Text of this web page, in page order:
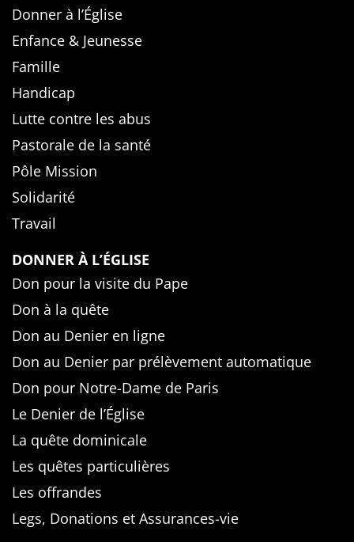
Donner à l’Église
Enfance & Jeunesse
Famille
Handicap
Lutte contre les abus
Pastorale de la santé
Pôle Mission
Solidarité
Travail
DONNER À L’ÉGLISE
Don pour la visite du Pape
Don à la quête
Don au Denier en ligne
Don au Denier par prélèvement automatique
Don pour Notre-Dame de Paris
Le Denier de l’Église
La quête dominicale
Les quêtes particulières
Les offrandes
Legs, Donations et Assurances-vie